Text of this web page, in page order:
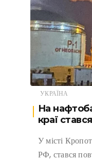
УКРАЇНА
На
краї
У місті
РФ, стався